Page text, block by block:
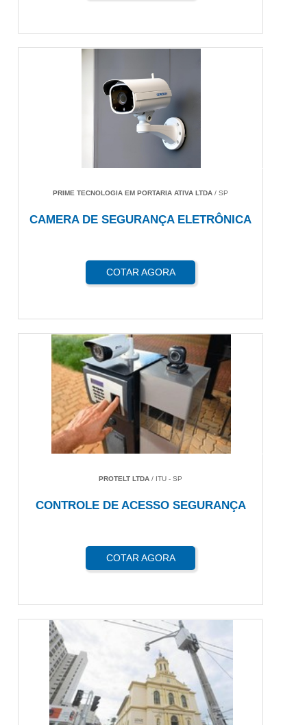
PRIME TECNOLOGIA EM PORTARIA ATIVA LTDA / SP
CAMERA DE SEGURANÇA ELETRÔNICA
COTAR AGORA
PROTELT LTDA / ITU - SP
CONTROLE DE ACESSO SEGURANÇA
COTAR AGORA